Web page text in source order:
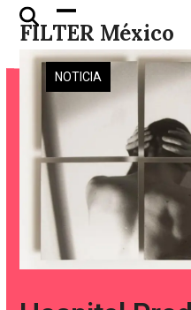
Skip
content
FILTER México
Open
mobile
menu
Close
mobile
menu
NOTICIA